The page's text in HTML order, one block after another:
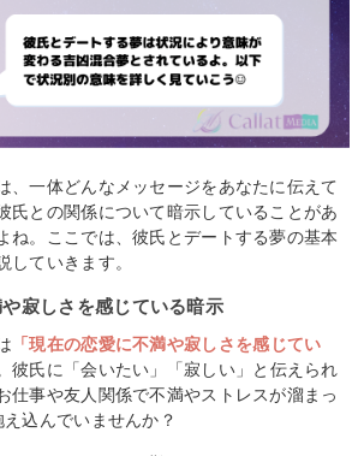
、一体どんなメッセージをあなたに伝えて
氏との関係について暗示していることがあ
ね。ここでは、彼氏とデートする夢の基本
していきます。
寂しさを感じている暗示
「現在の恋愛に不満や寂しさを感じてい
彼氏に「会いたい」「寂しい」と伝えられ
仕事や友人関係で不満やストレスが溜まっ
込んでいませんか？